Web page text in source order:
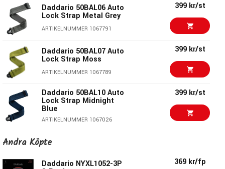
• Vävda av mjukt och bekvämt nylonmaterial.
• Bredd 50 mm
• Justerbar längd från 77cm till 149 cm
• Ned Steinberger design.
Daddario 50BAL06 Auto
Lock Strap Metal Grey
ARTIKELNUMMER 1067791
399 kr/st
Daddario 50BAL07 Auto
Lock Strap Moss
ARTIKELNUMMER 1067789
399 kr/st
Daddario 50BAL10 Auto
Lock Strap Midnight
Blue
ARTIKELNUMMER 1067026
399 kr/st
Daddario 50BAL00 Auto
ARTIKELNUMMER 1067037
Andra Köpte
Daddario NYXL1052-3P 369 kr/fp